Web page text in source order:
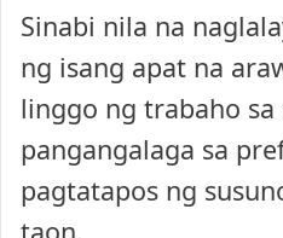
Sinabi nila na
ng isang apat na
linggo ng trabaho
pangangalaga sa
pagtatapos ng